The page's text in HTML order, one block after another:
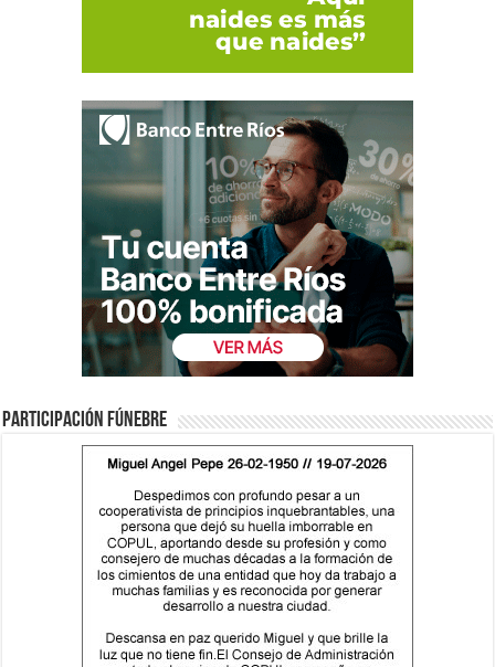
Participación fúnebre